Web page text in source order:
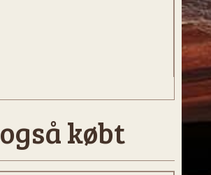
købt